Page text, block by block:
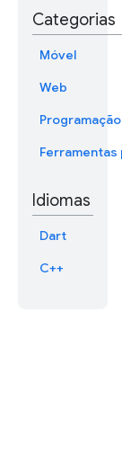
Categorias
Móvel
Web
Programação
Idiomas
Dart
C++